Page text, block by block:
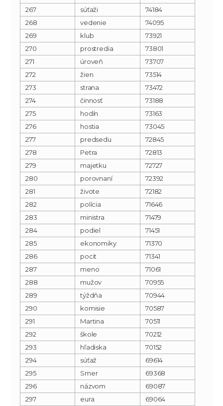
267
súťaži
74184
268
vedenie
74095
269
klub
73921
270
prostredia
73801
271
úroveň
73707
272
žien
73514
273
strana
73472
274
činnosť
73188
275
hodín
73163
276
hostia
73045
277
predsedu
72845
278
Petra
72813
279
majetku
72727
280
porovnaní
72392
281
živote
72182
282
polícia
71646
283
ministra
71479
284
podiel
71451
285
ekonomiky
71370
286
pocit
71341
287
meno
71061
288
mužov
70955
289
týždňa
70944
290
komisie
70587
291
Martina
70511
292
škole
70212
293
hľadiska
70152
294
súťaž
69614
295
Smer
69368
296
názvom
69087
297
eura 69064